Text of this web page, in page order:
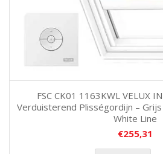
FSC CK01 1163KWL VELUX
Verduisterend Plisségordijn –
White Line
€255,31